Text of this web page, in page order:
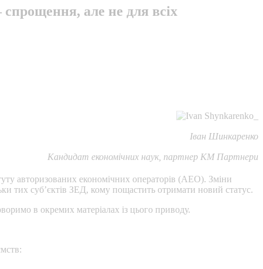
але не для всіх
Іван Шинкаренко
Кандидат економічних наук, партнер КМ Партнери
авторизованих економічних операторів (АЕО). Зміни
тих суб’єктів ЗЕД, кому пощастить отримати новий статус.
в окремих матеріалах із цього приводу.